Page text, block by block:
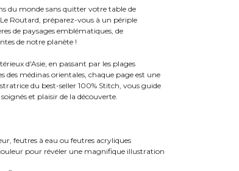
du monde sans quitter votre table de
Routard, préparez-vous à un périple
de paysages emblématiques, de
de notre planète !
d'Asie, en passant par les plages
des médinas orientales, chaque page est une
du best-seller 100% Stitch, vous guide
et plaisir de la découverte.
feutres à eau ou feutres acryliques
pour révéler une magnifique illustration